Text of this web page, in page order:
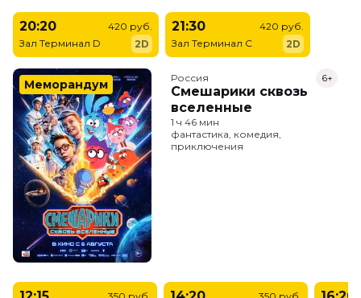
20:20
Зал Терминал D
420 руб.
2D
21:30
Зал Терминал C
420 руб.
2D
Меморандум Россия
Смешарики сквозь
вселенные
6+
1 ч 46 мин
фантастика, комедия,
приключения
350 руб.
350 руб.